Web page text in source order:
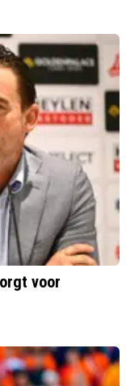
voor